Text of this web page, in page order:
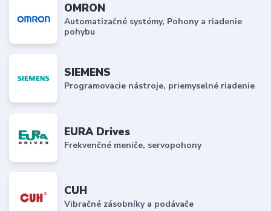
OMRON
Automatizačné systémy, Pohony a riadenie
pohybu
SIEMENS
Programovacie nástroje, priemyselné riadenie
EURA Drives
Frekvenčné meniče, servopohony
CUH
Vibračné zásobníky a podávače